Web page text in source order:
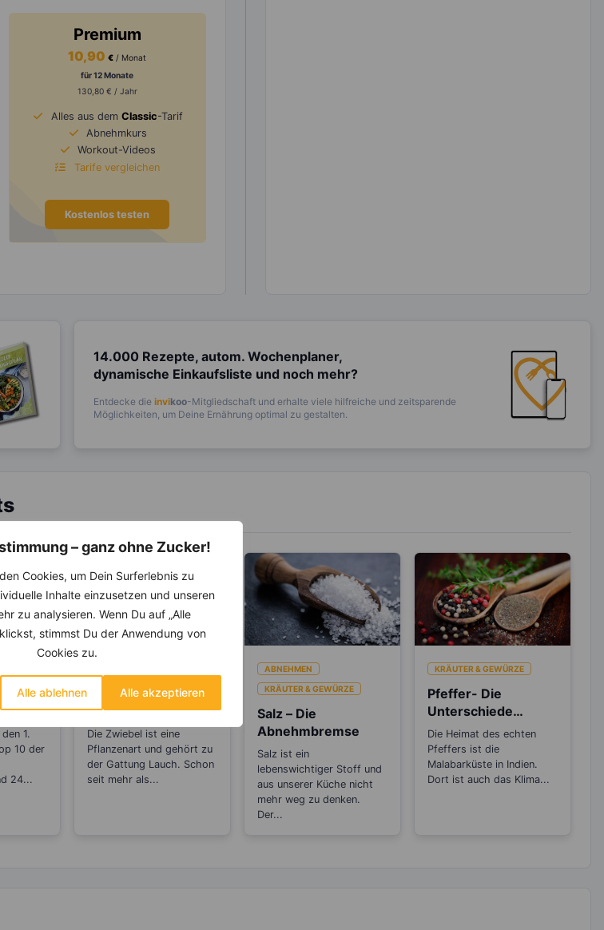
– ganz ohne Zucker!
Cookies, um Dein Surferlebnis zu
Inhalte einzusetzen und unseren
zu analysieren. Wenn Du auf „Alle
stimmst Du der Anwendung von
Cookies zu.
Alle ablehnen Alle akzeptieren
Premium
10,90€ / Monat
für 12 Monate
130,80 € / Jahr
Alles aus dem Classic-Tarif
Abnehmkurs
Workout-Videos
Tarife vergleichen
Kostenlos testen
14.000 Rezepte, autom. Wochenplaner,
dynamische Einkaufsliste und noch mehr?
Entdecke die invikoo-Mitgliedschaft und erhalte viele hilfreiche und zeitsparende
Möglichkeiten, um Deine Ernährung optimal zu gestalten.
des
1.
10 der
24...
Zwiebel –
Natürliches
Antibiotikum und
„Wunder“-Heilmittel
Die Zwiebel ist eine
Pflanzenart und gehört zu
der Gattung Lauch. Schon
seit mehr als...
ABNEHMEN
KRÄUTER & GEWÜRZE
Salz – Die
Abnehmbremse
Salz ist ein
lebenswichtiger Stoff und
aus unserer Küche nicht
mehr weg zu denken.
Der...
KRÄUTER & GEWÜRZE
Pfeffer- Die
Unterschiede
zwischen den
Sorten
Die Heimat des echten
Pfeffers ist die
Malabarküste in Indien.
Dort ist auch das Klima...